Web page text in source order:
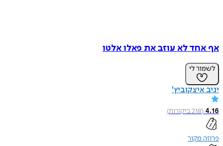
לא עוזב את פאלו אלטו
לי
218ביקורות)
מקור